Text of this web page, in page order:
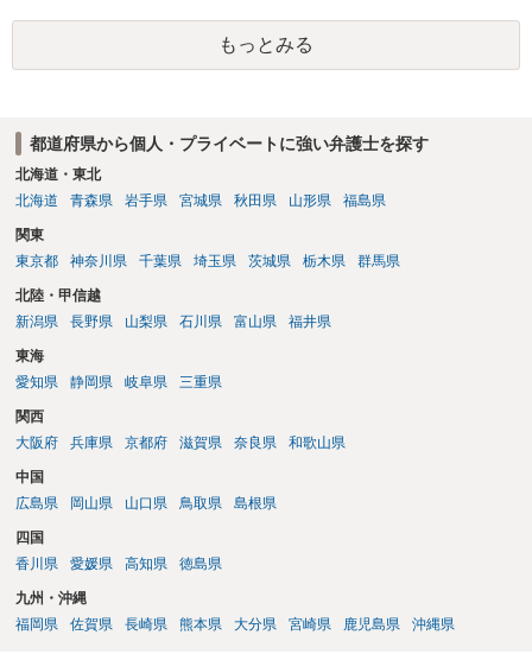
もっとみる
都道府県から個人・プライベートに強い弁護士を探す
北海道・東北
北海道
青森県 岩手県 宮城県 秋田県 山形県 福島県
関東
東京都
神奈川県 千葉県 埼玉県 茨城県 栃木県 群馬県
北陸・甲信越
新潟県
長野県 山梨県 石川県 富山県 福井県
東海
愛知県
静岡県 岐阜県 三重県
関西
大阪府
兵庫県 京都府 滋賀県 奈良県 和歌山県
中国
広島県
岡山県 山口県 鳥取県 島根県
四国
香川県
愛媛県 高知県 徳島県
九州・沖縄
福岡県
佐賀県 長崎県 熊本県 大分県 宮崎県 鹿児島県 沖縄県